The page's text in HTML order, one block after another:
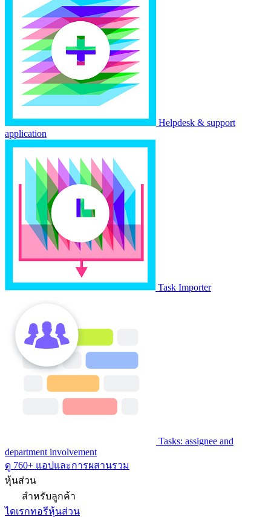
Helpdesk & support
application
Task Importer
Tasks: assignee and
department involvement
ดู 760+ แอปและการผสานรวม
หุ้นส่วน
สำหรับลูกค้า
ไดเรกทอรีหุ้นส่วน